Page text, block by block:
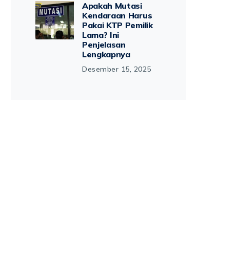
Apakah Mutasi
Kendaraan Harus
Pakai KTP Pemilik
Lama? Ini
Penjelasan
Lengkapnya
Desember 15, 2025